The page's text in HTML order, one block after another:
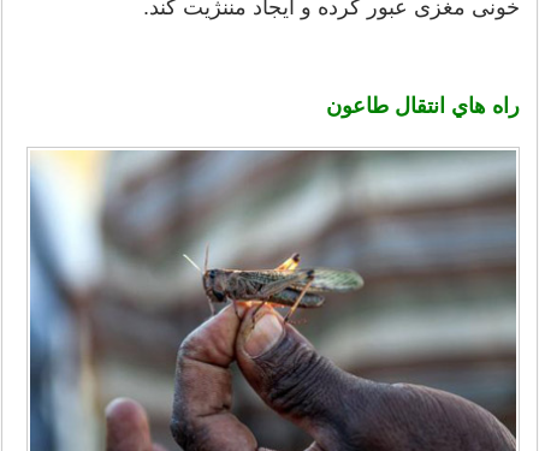
خونی مغزی عبور کرده و ایجاد مننژیت کند.
راه هاي انتقال طاعون